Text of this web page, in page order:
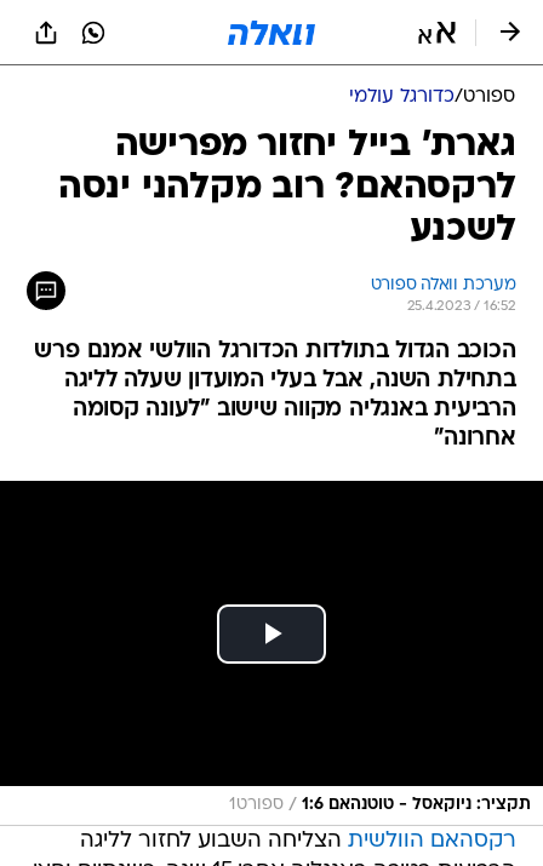
ספורט/כדורגל עולמי
גארת' בייל יחזור מפרישה
לרקסהאם? רוב מקלהני ינסה
לשכנע
מערכת וואלה ספורט
25.4.2023 / 16:52
הכוכב הגדול בתולדות הכדורגל הוולשי אמנם פרש
בתחילת השנה, אבל בעלי המועדון שעלה לליגה
הרביעית באנגליה מקווה שישוב "לעונה קסומה
אחרונה"
תקציר: ניוקאסל - טוטנהאם 1:6 / ספורט1
רקסהאם הוולשית הצליחה השבוע לחזור לליגה